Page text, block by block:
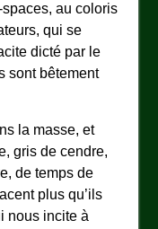
au coloris
qui se
dicté par le
sont bêtement
la masse, et
gris de cendre,
de temps de
plus qu’ils
nous incite à